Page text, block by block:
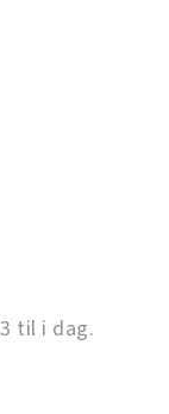
til i dag.